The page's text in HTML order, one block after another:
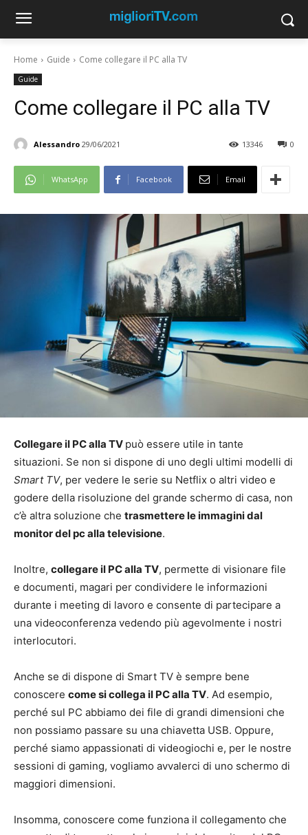
Home Guide Come collegare il PC alla TV
Guide
Come collegare il PC alla TV
Alessandro 29/06/2021 0
13346
WhatsApp Facebook Email
Collegare il PC alla TV può essere utile in tante
situazioni. Se non si dispone di uno degli ultimi modelli di
Smart TV, per vedere le serie su Netflix o altri video e
godere della risoluzione del grande schermo di casa, non
c’è altra soluzione che trasmettere le immagini dal
monitor del pc alla televisione.
Inoltre, collegare il PC alla TV, permette di visionare file
e documenti, magari per condividere le informazioni
durante i meeting di lavoro e consente di partecipare a
una videoconferenza vedendo più agevolmente i nostri
interlocutori.
Anche se di dispone di Smart TV è sempre bene
conoscere come si collega il PC alla TV. Ad esempio,
perché sul PC abbiamo dei file di grandi dimensioni che
non possiamo passare su una chiavetta USB. Oppure,
perché siamo appassionati di videogiochi e, per le nostre
sessioni di gaming, vogliamo avvalerci di uno schermo di
maggiori dimensioni.
Insomma, conoscere come funziona il collegamento che